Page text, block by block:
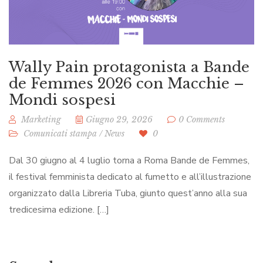
Wally Pain protagonista a Bande
de Femmes 2026 con Macchie –
Mondi sospesi
Marketing Giugno 29, 2026
0 Comments
Comunicati stampa /News 0
Dal 30 giugno al 4 luglio torna a Roma Bande de Femmes,
il festival femminista dedicato al fumetto e all’illustrazione
organizzato dalla Libreria Tuba, giunto quest’anno alla sua
tredicesima edizione. […]